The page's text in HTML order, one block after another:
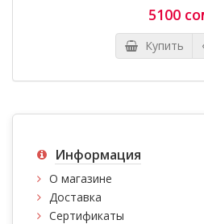
5100
Купить
Информация
О магазине
Доставка
Сертификаты